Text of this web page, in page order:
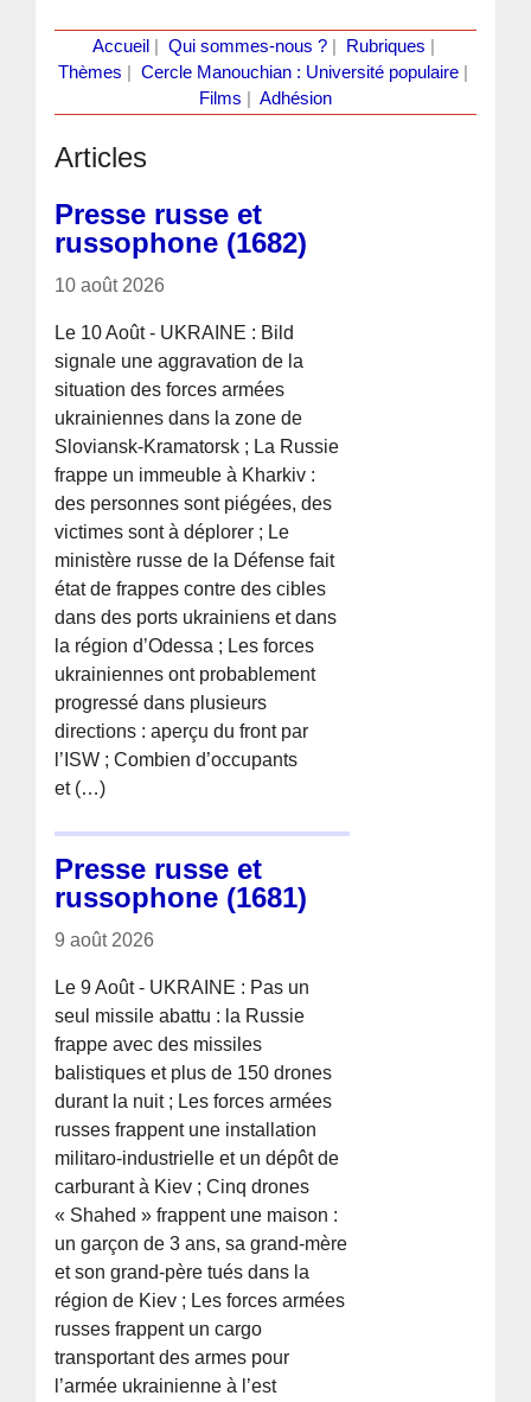
Accueil Qui sommes-nous ?| Rubriques
Thèmes
Cercle Manouchian : Université populaire
Films
Adhésion
Articles
Presse russe et
russophone (1682)
10 août 2026
Le 10 Août - UKRAINE : Bild
signale une aggravation de la
situation des forces armées
ukrainiennes dans la zone de
Sloviansk-Kramatorsk ; La Russie
frappe un immeuble à Kharkiv :
des personnes sont piégées, des
victimes sont à déplorer ; Le
ministère russe de la Défense fait
état de frappes contre des cibles
dans des ports ukrainiens et dans
la région d’Odessa ; Les forces
ukrainiennes ont probablement
progressé dans plusieurs
directions : aperçu du front par
l’ISW ; Combien d’occupants
et (…)
Presse russe et
russophone (1681)
9 août 2026
Le 9 Août - UKRAINE : Pas un
seul missile abattu : la Russie
frappe avec des missiles
balistiques et plus de 150 drones
durant la nuit ; Les forces armées
russes frappent une installation
militaro-industrielle et un dépôt de
carburant à Kiev ; Cinq drones
« Shahed » frappent une maison :
un garçon de 3 ans, sa grand-mère
et son grand-père tués dans la
région de Kiev ; Les forces armées
russes frappent un cargo
transportant des armes pour
l’armée ukrainienne à l’est